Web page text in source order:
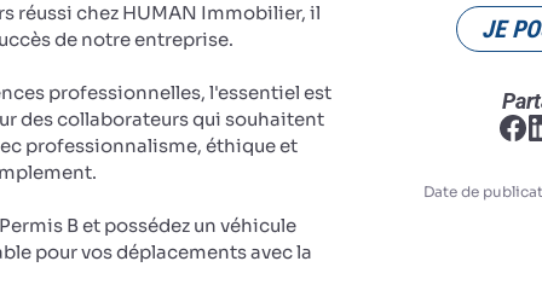
réussi chez HUMAN Immobilier, il
de notre entreprise.
professionnelles, l'essentiel est
des collaborateurs qui souhaitent
professionnalisme, éthique et
B et possédez un véhicule
pour vos déplacements avec la
JE
Date de